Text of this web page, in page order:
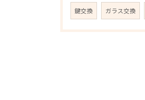
鍵交換 ガラス交換